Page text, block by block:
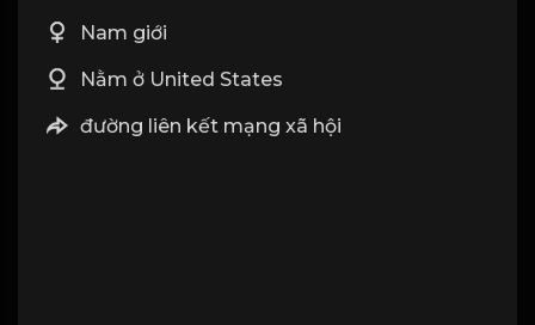
Nam giới
Nằm ở United States
đường liên kết mạng xã hội